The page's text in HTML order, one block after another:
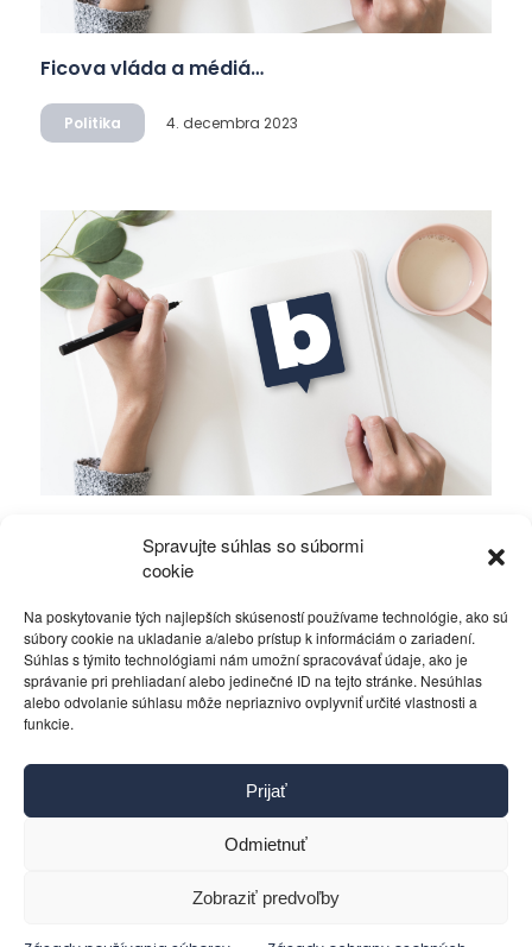
Spravujte súhlas so súbormi
cookie
Na poskytovanie tých najlepších skúseností používame technológie, ako sú
súbory cookie na ukladanie a/alebo prístup k informáciám o zariadení.
Súhlas s týmito technológiami nám umožní spracovávať údaje, ako je
správanie pri prehliadaní alebo jedinečné ID na tejto stránke. Nesúhlas
alebo odvolanie súhlasu môže nepriaznivo ovplyvniť určité vlastnosti a
funkcie.
Prijať
Odmietnuť
Zobraziť predvoľby
Ficova vláda a médiá…
Politika 4. decembra 2023
Gerasimovom?
Politika 4. decembra 2023
Kontakt
Pravidlá používania
Reklama
Cookies
Ochrana osobných údajov